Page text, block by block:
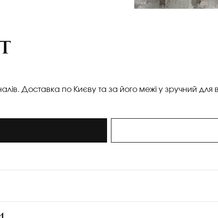
Доставка по Києву та за його межі у зручний для